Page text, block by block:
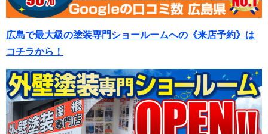
広島で最大級の塗装専門ショールームへの《来店予約》は
コチラから！